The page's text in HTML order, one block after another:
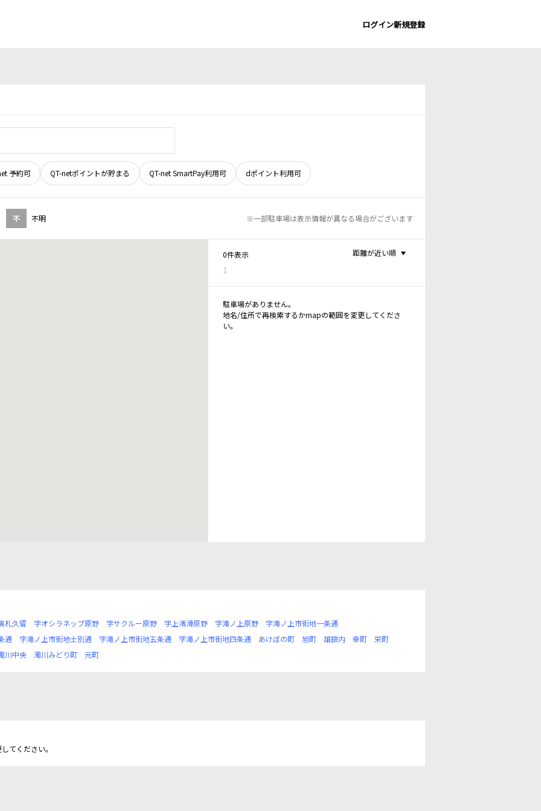
ログイン新規登録
予約可 QT-netポイントが貯まる QT-net SmartPay利用可 dポイント利用可
不 不明 ※一部駐車場は表示情報が異なる場合がございます
0件表示
1
距離が近い順
駐車場がありません。
地名/住所で再検索するかmapの範囲を変更してくださ
い。
札久留 字オシラネップ原野 字サクルー原野 字上渚滑原野 字滝ノ上原野
字滝ノ上市街地一条通
通
字滝ノ上市街地士別通 字滝ノ上市街地五条通 字滝ノ上市街地四条通 あけぼの町 旭町 雄鎮内 幸町
栄町
川中央
濁川みどり町 元町
てください。